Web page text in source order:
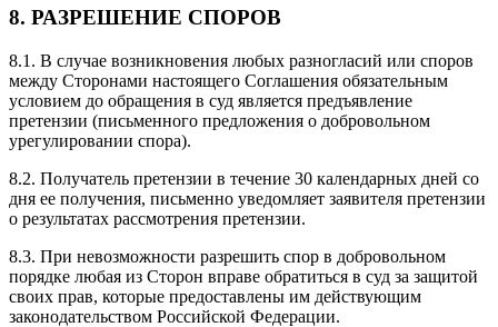
8. РАЗРЕШЕНИЕ СПОРОВ
8.1. В случае возникновения любых разногласий или споров
между Сторонами настоящего Соглашения обязательным
условием до обращения в суд является предъявление
претензии (письменного предложения о добровольном
урегулировании спора).
8.2. Получатель претензии в течение 30 календарных дней со
дня ее получения, письменно уведомляет заявителя претензии
о результатах рассмотрения претензии.
8.3. При невозможности разрешить спор в добровольном
порядке любая из Сторон вправе обратиться в суд за защитой
своих прав, которые предоставлены им действующим
законодательством Российской Федерации.